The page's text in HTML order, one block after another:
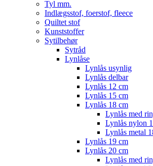
Tyl mm.
Indlægsstof, foerstof, fleece
Quiltet stof
Kunststoffer
Sytilbehør
Sytråd
Lynlåse
Lynlås usynlig
Lynlås delbar
Lynlås 12 cm
Lynlås 15 cm
Lynlås 18 cm
Lynlås med
Lynlås nylon
Lynlås metal
Lynlås 19 cm
Lynlås 20 cm
Lynlås med